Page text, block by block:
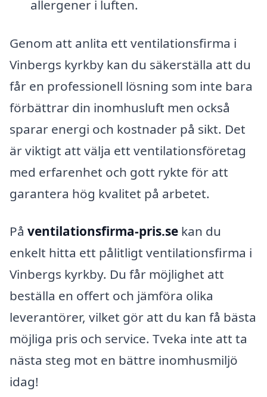
allergener i luften.
Genom att anlita ett ventilationsfirma i
Vinbergs kyrkby kan du säkerställa att du
får en professionell lösning som inte bara
förbättrar din inomhusluft men också
sparar energi och kostnader på sikt. Det
är viktigt att välja ett ventilationsföretag
med erfarenhet och gott rykte för att
garantera hög kvalitet på arbetet.
På ventilationsfirma-pris.se kan du
enkelt hitta ett pålitligt ventilationsfirma i
Vinbergs kyrkby. Du får möjlighet att
beställa en offert och jämföra olika
leverantörer, vilket gör att du kan få bästa
möjliga pris och service. Tveka inte att ta
nästa steg mot en bättre inomhusmiljö
idag!